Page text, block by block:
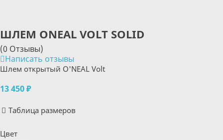
ШЛЕМ ONEAL VOLT SOLID
(0 Отзывы)
Написать отзывы
Шлем открытый O'NEAL Volt
13 450 ₽
Таблица размеров
Цвет